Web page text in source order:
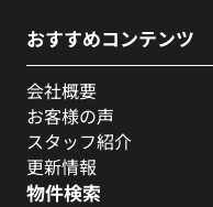
おすすめコンテンツ
会社概要
お客様の声
スタッフ紹介
更新情報
物件検索